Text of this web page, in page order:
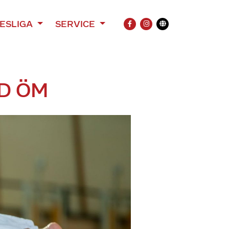
SERVICE
FACEBOOK
INSTAGRAM
Übersetzung
ÖM